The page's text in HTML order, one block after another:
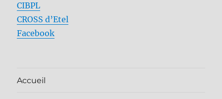
CIBPL
CROSS d’Etel
Facebook
Accueil